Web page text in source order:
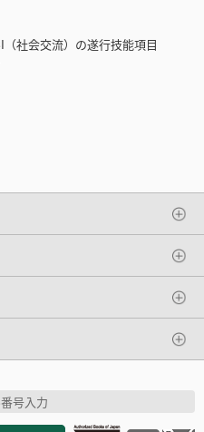
社会交流）の遂行技能項目
号入力